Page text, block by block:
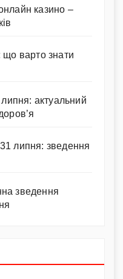
казино –
що варто знати
липня: актуальний
липня: зведення
зведення